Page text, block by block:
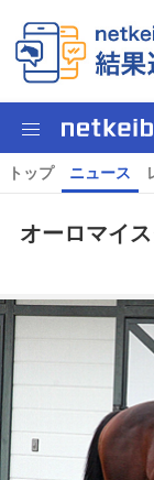
トップ ニュース
オーロマイ